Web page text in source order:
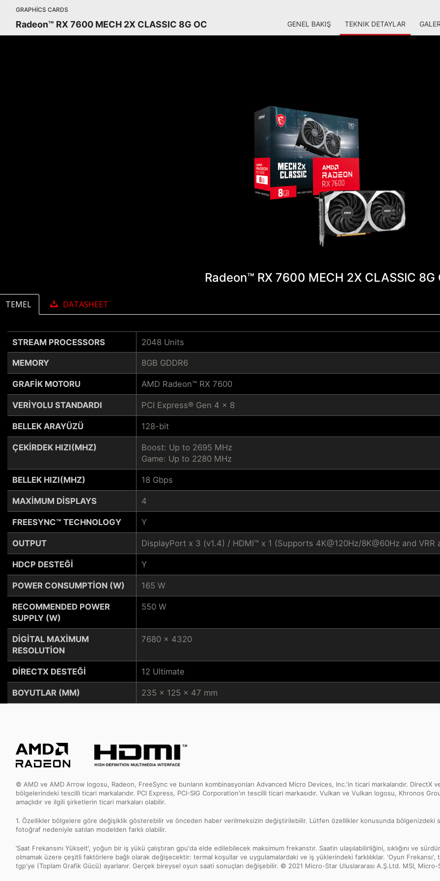
GRAPHICS CARDS
Radeon™ RX 7600 MECH 2X CLASSIC 8G OC GENEL BAKIŞ TEKNIK DETAYLAR
Radeon™ RX 7600 MECH 2X CLASSIC 8G
TEMEL DATASHEET
STREAM PROCESSORS
MEMORY
GRAFIK MOTORU
VERIYOLU STANDARDI
BELLEK ARAYÜZÜ
ÇEKIRDEK HIZI(MHZ)
BELLEK HIZI(MHZ)
MAXIMUM DISPLAYS
FREESYNC™ TECHNOLOGY
OUTPUT
HDCP DESTEĞI
POWER CONSUMPTION (W)
RECOMMENDED POWER
SUPPLY (W)
DIGITAL MAXIMUM
RESOLUTION
DIRECTX DESTEĞI
BOYUTLAR (MM)
2048 Units
8GB GDDR6
AMD Radeon™ RX 7600
PCI Express® Gen 4 x 8
128-bit
Boost: Up to 2695 MHz
Game: Up to 2280 MHz
18 Gbps
4
Y
DisplayPort x 3 (v1.4) / HDMI™ x 1 (Supports 4K@120Hz/8K@60Hz and VRR
Y
165 W
550 W
7680 x 4320
12 Ultimate
235 x 125 x 47 mm
© AMD ve AMD Arrow logosu, Radeon, FreeSync ve bunların kombinasyonları Advanced Micro Devices, Inc.'in ticari markalarıdır. DirectX
bölgelerindeki tescilli ticari markalarıdır. PCI Express, PCI-SIG Corporation'ın tescilli ticari markasıdır. Vulkan ve Vulkan logosu, Khronos
amaçlıdır ve ilgili şirketlerin ticari markaları olabilir.
1. Özellikler bölgelere göre değişiklik gösterebilir ve önceden haber verilmeksizin değiştirilebilir. Lütfen özellikler konusunda bölgenizdeki
fotoğraf nedeniyle satılan modelden farklı olabilir.
’Saat Frekansını Yükselt', yoğun bir iş yükü çalıştıran gpu'da elde edilebilecek maksimum frekanstır. Saatin ulaşılabilirliğini, sıklığını ve
olmamak üzere çeşitli faktörlere bağlı olarak değişecektir: termal koşullar ve uygulamalardaki ve iş yüklerindeki farklılıklar. 'Oyun Frekansı',
tgp'ye (Toplam Grafik Gücü) ayarlanır. Gerçek bireysel oyun saati sonuçları değişebilir. © 2021 Micro-Star Uluslararası A.Ş.Ltd. MSI, Micro-